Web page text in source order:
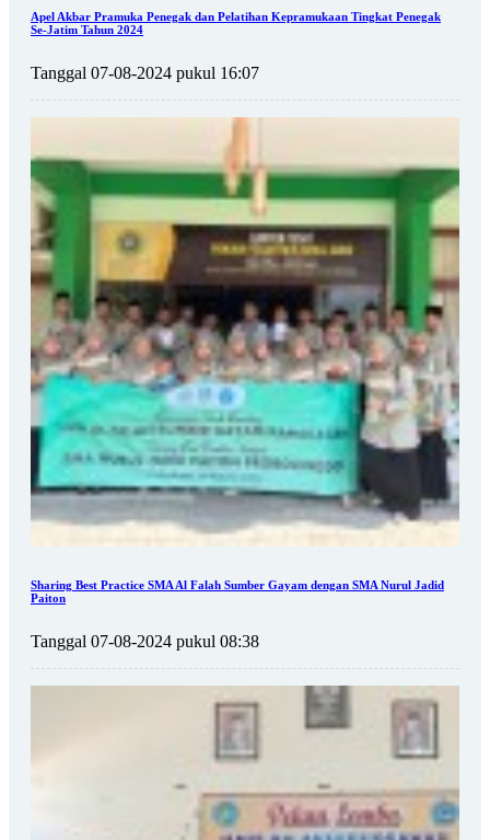
Apel Akbar Pramuka Penegak dan Pelatihan Kepramukaan Tingkat Penegak
Se-Jatim Tahun 2024
Tanggal 07-08-2024 pukul 16:07
Sharing Best Practice SMA Al Falah Sumber Gayam dengan SMA Nurul Jadid
Paiton
Tanggal 07-08-2024 pukul 08:38